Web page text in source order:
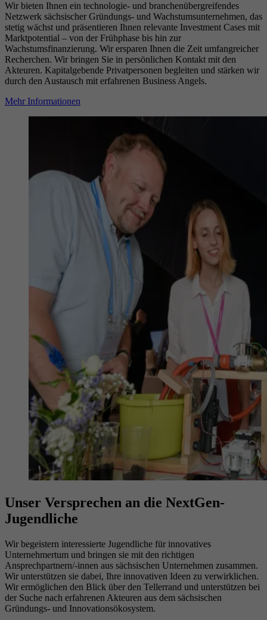
Wir bieten Ihnen ein technologie- und branchenübergreifendes
Netzwerk sächsischer Gründungs- und Wachstumsunternehmen, das
stetig wächst und präsentieren Ihnen relevante Investment Cases mit
Marktpotential – von der Frühphase bis hin zur
Wachstumsfinanzierung. Wir ersparen Ihnen die Zeit umfangreicher
Recherchen. Wir bringen Sie in persönlichen Kontakt mit den
Akteuren. Kapitalgebende Privatpersonen begleiten und stärken wir
durch den Austausch mit erfahrenen Business Angels.
Mehr Informationen
Unser Versprechen an die NextGen-
Jugendliche
Wir begeistern interessierte Jugendliche für innovatives
Unternehmertum und bringen sie mit den richtigen
Ansprechpartnern/-innen aus sächsischen Unternehmen zusammen.
Wir unterstützen sie dabei, Ihre innovativen Ideen zu verwirklichen.
Wir ermöglichen den Blick über den Tellerrand und unterstützen bei
der Suche nach erfahrenen Akteuren aus dem sächsischen
Gründungs- und Innovationsökosystem.